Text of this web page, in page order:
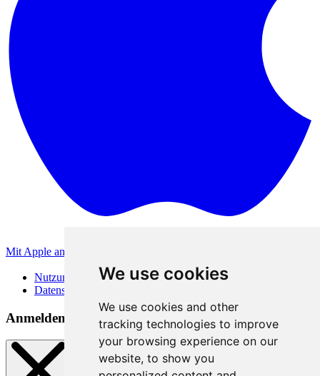
We use cookies
We use cookies and other
tracking technologies to improve
your browsing experience on our
website, to show you
Mit Apple anmelden
Nutzungsbedingungen
Datenschutzerklärung
Anmeldemethoden